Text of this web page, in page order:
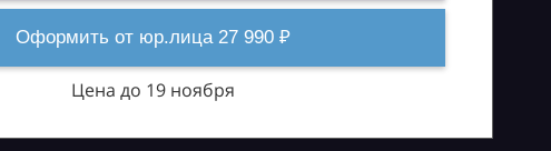
Оформить от юр.лица 27 990 ₽
Цена до 19 ноября